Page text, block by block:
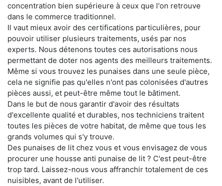
concentration bien supérieure à ceux que l'on retrouve
dans le commerce traditionnel.
Il vaut mieux avoir des certifications particulières, pour
pouvoir utiliser plusieurs traitements, usés par nos
experts. Nous détenons toutes ces autorisations nous
permettant de doter nos agents des meilleurs traitements.
Même si vous trouvez les punaises dans une seule pièce,
cela ne signifie pas qu'elles n'ont pas colonisées d'autres
pièces aussi, et peut-être même tout le bâtiment.
Dans le but de nous garantir d'avoir des résultats
d'excellente qualité et durables, nos techniciens traitent
toutes les pièces de votre habitat, de même que tous les
grands volumes qui s'y trouve.
Des punaises de lit chez vous et vous envisagez de vous
procurer une housse anti punaise de lit ? C'est peut-être
trop tard. Laissez-nous vous affranchir totalement de ces
nuisibles, avant de l'utiliser.